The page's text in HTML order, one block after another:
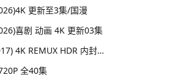
更新至3集/国漫
喜剧 动画 4K 更新03集
【原盘】妖猫传 (2017) 4K REMUX HDR 内封简英双语字幕
全40集